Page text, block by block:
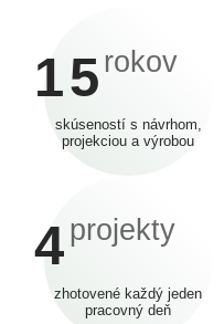
15 rokov
skúseností s návrhom,
projekciou a výrobou
4 projekty
zhotovené každý jeden
pracovný deň